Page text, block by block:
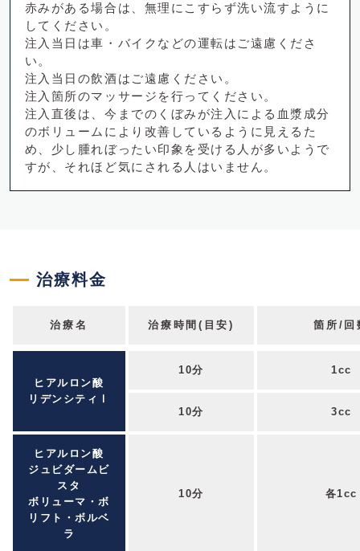
赤みがある場合は、無理にこすらず洗い流すように
してください。
注入当日は車・バイクなどの運転はご遠慮くださ
い。
注入当日の飲酒はご遠慮ください。
注入箇所のマッサージを行ってください。
注入直後は、今までのくぼみが注入による血漿成分
のボリュームにより改善しているように見えるた
め、少し腫れぼったい印象を受ける人が多いようで
すが、それほど気にされる人はいません。
治療料金
治療名 治療時間(目安) 箇所/回
ヒアルロン酸
リデンシティⅠ
10分 1cc
10分 3cc
ヒアルロン酸
ジュビダームビ
スタ
ボリューマ・ボ
リフト・ボルベ
ラ
10分 各1cc